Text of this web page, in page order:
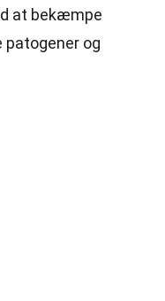
at bekæmpe
patogener og